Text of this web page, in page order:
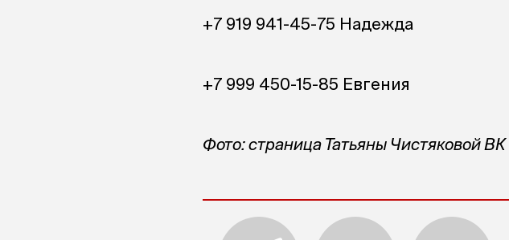
+7 919 941-45-75 Надежда
+7 999 450-15-85 Евгения
Фото: страница Татьяны Чистяковой ВК